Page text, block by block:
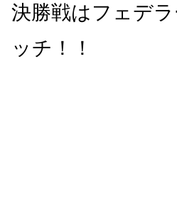
決勝戦はフェデ
ッチ！！